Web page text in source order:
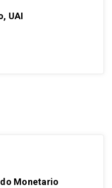
UAI
Monetario